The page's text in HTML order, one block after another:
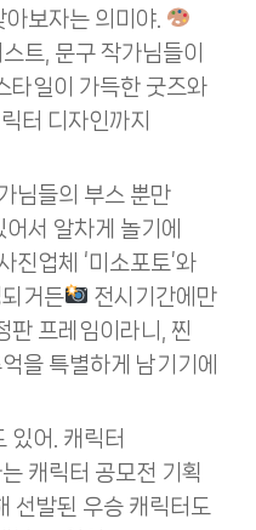
보자는 의미야.
트, 문구 작가님들이
타일이 가득한 굿즈와
터 디자인까지
님들의 부스 뿐만
서 알차게 놀기에
진업체 ‘미소포토’와
거든
전시기간에만
판 프레임이라니, 찐
을 특별하게 남기기에
있어. 캐릭터
캐릭터 공모전 기획
선발된 우승 캐릭터도